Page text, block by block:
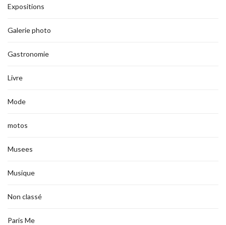
Expositions
Galerie photo
Gastronomie
Livre
Mode
motos
Musees
Musique
Non classé
Paris Me